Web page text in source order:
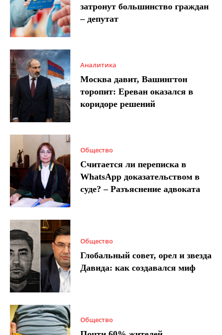
затронут большинство граждан
– депутат
Аналитика
Москва давит, Вашингтон
торопит: Ереван оказался в
коридоре решений
Общество
Считается ли переписка в
WhatsApp доказательством в
суде? – Разъяснение адвоката
Общество
Глобальный совет, орел и звезда
Давида: как создавался миф
Общество